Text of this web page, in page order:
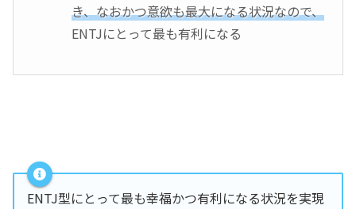
き、なおかつ意欲も最大になる状況なので、
ENTJにとって最も有利になる
ENTJ型にとって最も幸福かつ有利になる状況を実現